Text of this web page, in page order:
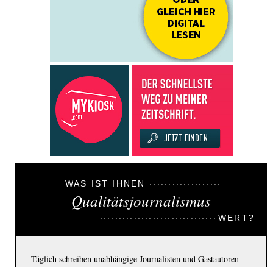
WAS IST IHNEN
Qualitätsjournalismus
WERT?
Täglich schreiben unabhängige Journalisten und Gastautoren